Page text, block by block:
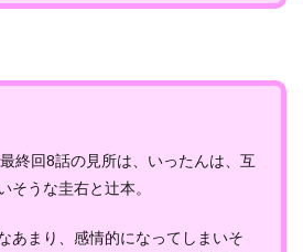
終回8話の見所は、いったんは、互
そうな圭右と辻本。
あまり、感情的になってしまいそ